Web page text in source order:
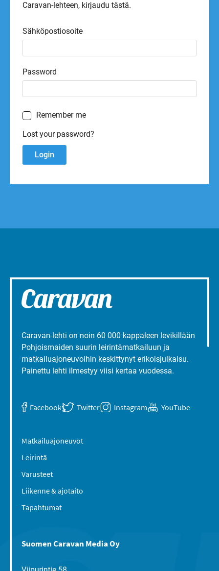
Caravan-lehteen, kirjaudu tästä.
Sähköpostiosoite
Password
Remember me
Lost your password?
Caravan-lehti on noin 60 000 kappaleen levikillään
Pohjoismaiden suurin leirintämatkailuun ja
matkailuajoneuvoihin keskittynyt erikoisjulkaisu.
Painettu lehti ilmestyy viisi kertaa vuodessa.
Facebook Twitter Instagram YouTube
Matkailuajoneuvot
Leirintä
Varusteet
Liikenne & ajotaito
Tapahtumat
Suomen Caravan Media Oy